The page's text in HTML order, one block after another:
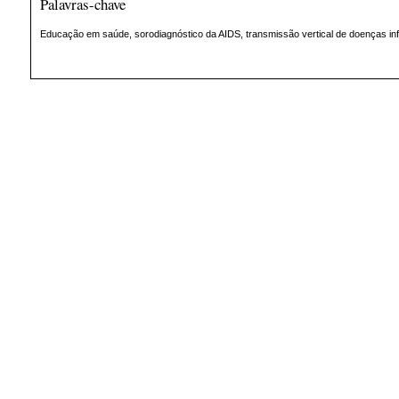
Educação em saúde, sorodiagnóstico da AIDS, transmissão vertical de doenças